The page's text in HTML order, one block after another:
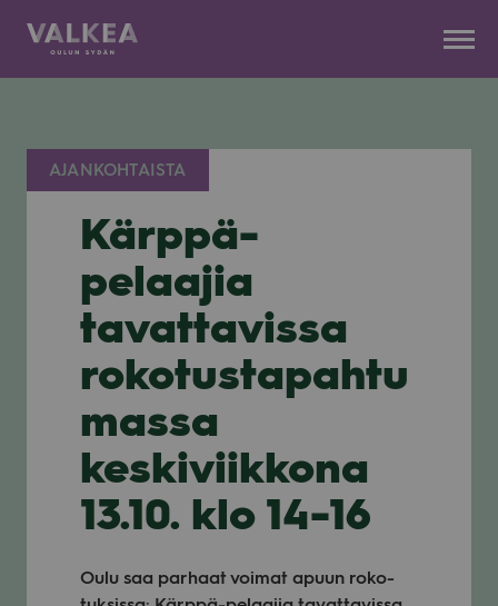
AJANKOHTAISTA
Kärppä-
pelaajia
tavattavissa
rokotustapahtu
massa
keskiviikkona
13.10. klo 14-16
Oulu saa par­haat voi­mat apuun roko­